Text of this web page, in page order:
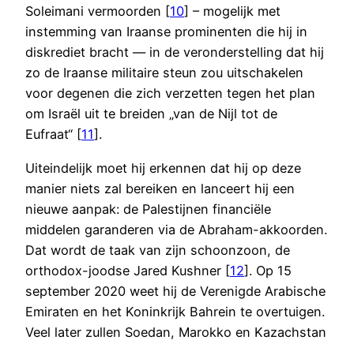
Soleimani vermoorden [10] – mogelijk met
instemming van Iraanse prominenten die hij in
diskrediet bracht — in de veronderstelling dat hij
zo de Iraanse militaire steun zou uitschakelen
voor degenen die zich verzetten tegen het plan
om Israël uit te breiden „van de Nijl tot de
Eufraat“ [11].
Uiteindelijk moet hij erkennen dat hij op deze
manier niets zal bereiken en lanceert hij een
nieuwe aanpak: de Palestijnen financiële
middelen garanderen via de Abraham-akkoorden.
Dat wordt de taak van zijn schoonzoon, de
orthodox-joodse Jared Kushner [12]. Op 15
september 2020 weet hij de Verenigde Arabische
Emiraten en het Koninkrijk Bahrein te overtuigen.
Veel later zullen Soedan, Marokko en Kazachstan